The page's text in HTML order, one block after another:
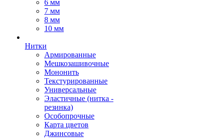
6 мм
7 мм
8 мм
10 мм
Нитки
Армированные
Мешкозашивочные
Мононить
Текстурированные
Универсальные
Эластичные (нитка -
резинка)
Особопрочные
Карта цветов
Джинсовые